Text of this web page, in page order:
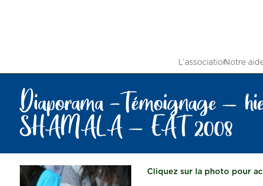
L’associationNotre
Diaporama -Témoignage –
SHAMALA – EAT 2008
Cliquez sur la photo pour